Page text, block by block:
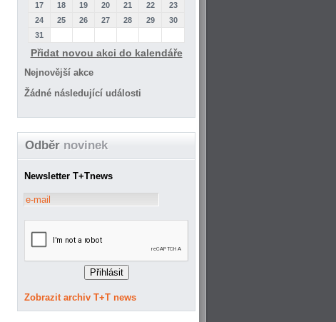
17
18 19 20 21 22
23
24
25 26 27 28 29
30
31
Přidat novou akci do kalendáře
Nejnovější akce
Žádné následující události
Odběr novinek
Newsletter T+Tnews
Zobrazit archiv T+T news